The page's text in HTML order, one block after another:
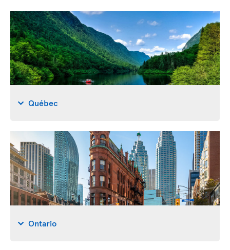
Québec
Ontario